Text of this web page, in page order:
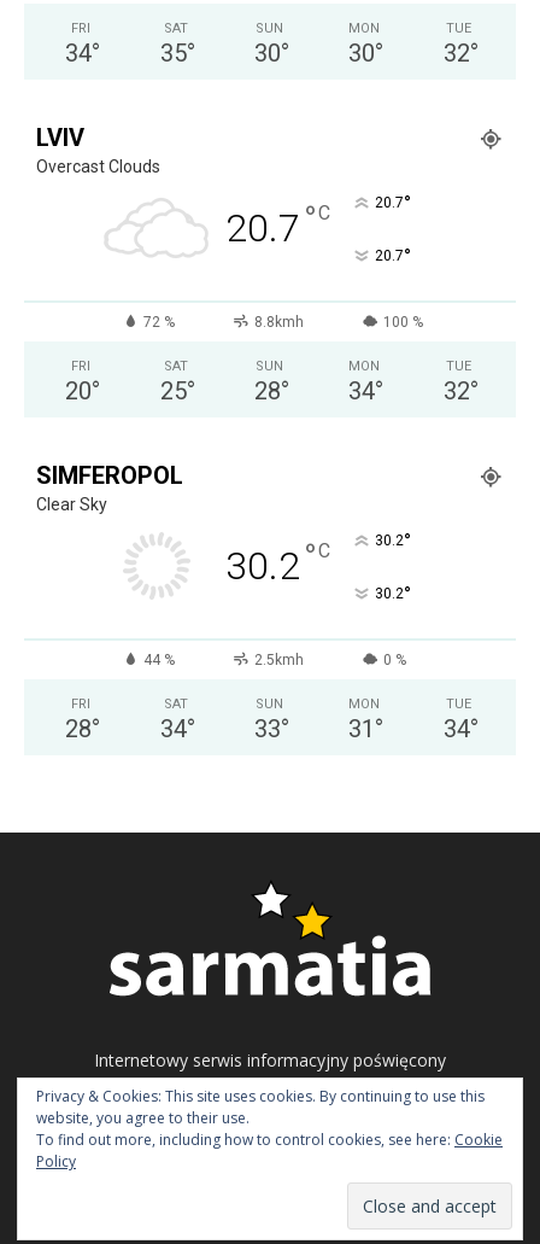
FRI
34°
SAT
35°
SUN
30°
MON
30°
TUE
32°
LVIV
Overcast Clouds
20.7 °C 20.7°
20.7°
72 % 8.8kmh 100 %
FRI
20°
SAT
25°
SUN
28°
MON
34°
TUE
32°
SIMFEROPOL
Clear Sky
30.2°C 30.2°
30.2°
44 % 2.5kmh 0 %
FRI
28°
SAT
34°
SUN
33°
MON
31 °
TUE
34°
Internetowy serwis informacyjny poświęcony
problematyce ukraińskiego społeczeństwa
obywatelskiego, polityki i gospodarki.
Privacy & Cookies: This site uses cookies. By continuing to use this
website, you agree to their use.
To find out more, including how to control cookies, see here: Cookie
Policy